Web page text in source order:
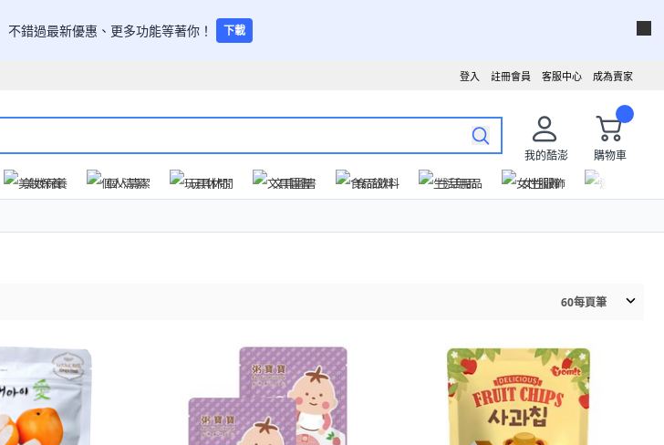
不錯過最新優惠、更多功能等著你！ 下載
成為賣家
客服中心
註冊會員
登入
我的酷澎
購物車
美妝保養 個人清潔 玩具休閒 文具圖書 食品飲料 生活用品 女性服飾
60每頁筆